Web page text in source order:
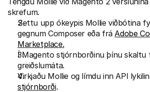
skrefum.
Settu upp ókeypis Mollie viðbótina
gegnum Composer eða frá Adobe
Marketplace.
Í Magento stjórnborðinu þínu skaltu
greiðslumáta.
Virkjaðu Mollie og límdu inn API
stjórnborði.